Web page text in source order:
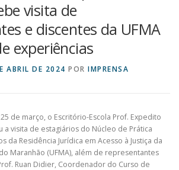
visita de
e discentes da UFMA
experiências
ABRIL DE 2024 POR IMPRENSA
de março, o Escritório-Escola Prof. Expedito
visita de estagiários do Núcleo de Prática
da Residência Jurídica em Acesso à Justiça da
Maranhão (UFMA), além de representantes
Ruan Didier, Coordenador do Curso de